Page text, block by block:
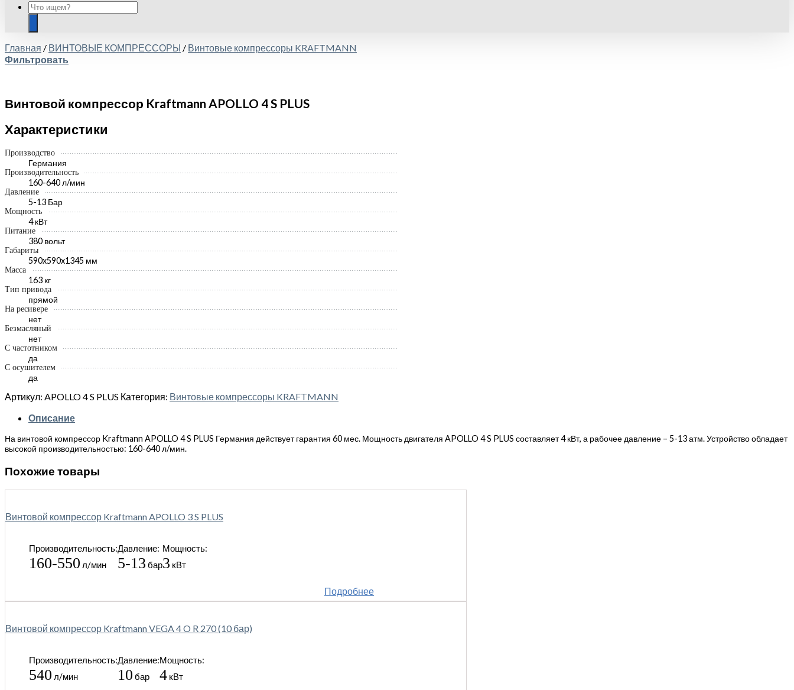
Главная / ВИНТОВЫЕ КОМПРЕССОРЫ / Винтовые компрессоры KRAFTMANN
Фильтровать
Винтовой компрессор Kraftmann APOLLO 4 S PLUS
Характеристики
Производство
Германия
Производительность
160-640 л/мин
Давление
5-13 Бар
Мощность
4 кВт
Питание
380 вольт
Габариты
590x590x1345 мм
Масса
163 кг
Тип привода
прямой
На ресивере
нет
Безмасляный
нет
С частотником
да
С осушителем
да
Артикул: APOLLO 4 S PLUS Категория: Винтовые компрессоры KRAFTMANN
Описание
На винтовой компрессор Kraftmann APOLLO 4 S PLUS Германия действует гарантия 60 мес. Мощность двигателя APOLLO 4 S PLUS составляет 4 кВт, а рабочее давление – 5-13 атм. Устройство обладает
высокой производительностью: 160-640 л/мин.
Похожие товары
Винтовой компрессор Kraftmann APOLLO 3 S PLUS
Производительность:
160-550 л/мин
Давление:
5-13 бар
Мощность:
3 кВт
Подробнее
Винтовой компрессор Kraftmann VEGA 4 O R 270 (10 бар)
Производительность:
540 л/мин
Давление:
10 бар
Мощность:
4 кВт